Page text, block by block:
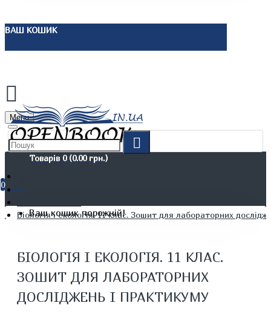
ВАШ КОШИК
Menu
Товарів 0 (0.00 грн.)
0
Ваш кошик порожній!
Дітям. Навчання та дозвілля
Біологія і екологія. 11 клас. Зошит для лабораторних
БІОЛОГІЯ І ЕКОЛОГІЯ. 11 КЛАС.
ЗОШИТ ДЛЯ ЛАБОРАТОРНИХ
ДОСЛІДЖЕНЬ І ПРАКТИКУМУ